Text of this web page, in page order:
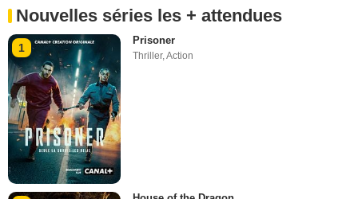
Nouvelles séries les + attendues
1
Prisoner
Thriller,Action